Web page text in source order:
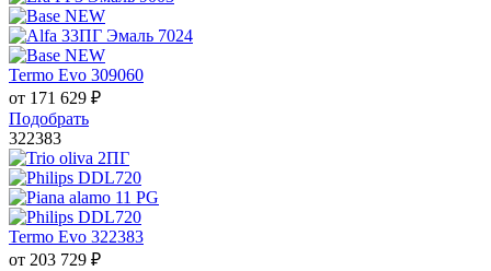
Termo Evo 309060
от 171 629 ₽
Подобрать
322383
Termo Evo 322383
от 203 729 ₽